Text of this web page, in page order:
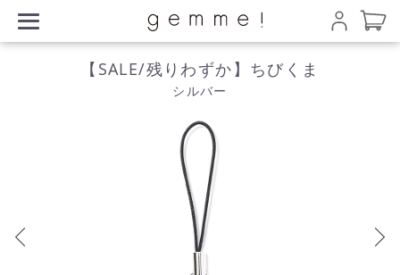
【SALE/残りわずか】ちびくま
シルバー